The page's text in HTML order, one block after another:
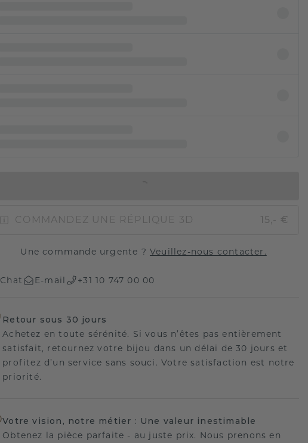
COMMANDEZ UNE RÉPLIQUE 3D 15,- €
Une commande urgente ? Veuillez-nous contacter.
Chat E-mail +31 10 747 00 00
Retour sous 30 jours
Achetez en toute sérénité. Si vous n’êtes pas entièrement
satisfait, retournez votre bijou dans un délai de 30 jours et
profitez d’un service sans souci. Votre satisfaction est notre
priorité.
Votre vision, notre métier : Une valeur inestimable
Obtenez la pièce parfaite - au juste prix. Nous prenons en